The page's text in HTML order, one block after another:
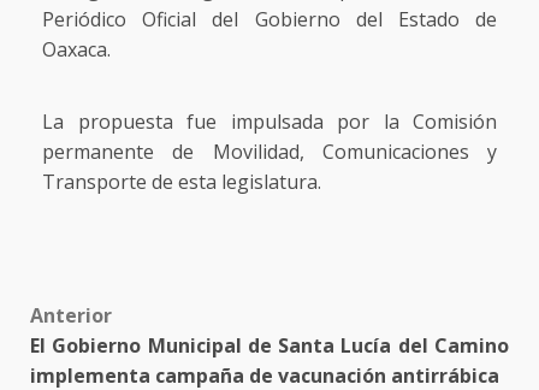
Periódico Oficial del Gobierno del Estado de
Oaxaca.
La propuesta fue impulsada por la Comisión
permanente de Movilidad, Comunicaciones y
Transporte de esta legislatura.
Post
navigation
Anterior
El Gobierno Municipal de Santa Lucía del Camino
implementa campaña de vacunación antirrábica